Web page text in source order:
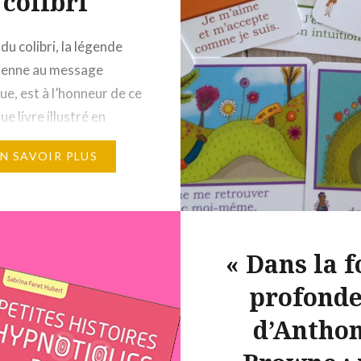
colibri, la légende
au message
est à l’honneur de ce
livre illustré en
par l’artiste
et lu à voix haute.
« La Sagesse du
libraire et sur :
decitre.fr…
SAVOIR PLUS
« Dans la